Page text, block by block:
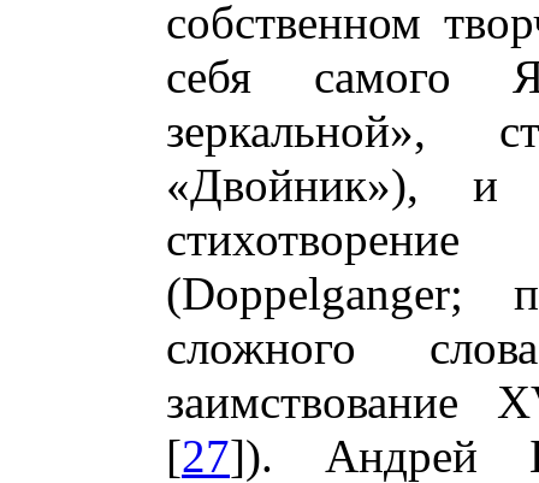
собственном
себя самого
зеркальной»,
«Двойник»), и
(Doppelganger;
сложного
заимствование
[27]). Андрей